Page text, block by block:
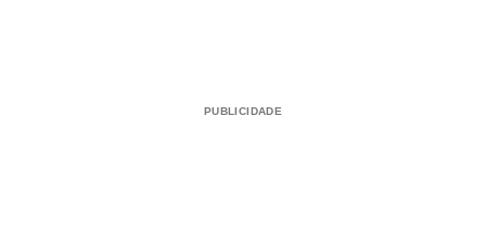
PUBLICIDADE